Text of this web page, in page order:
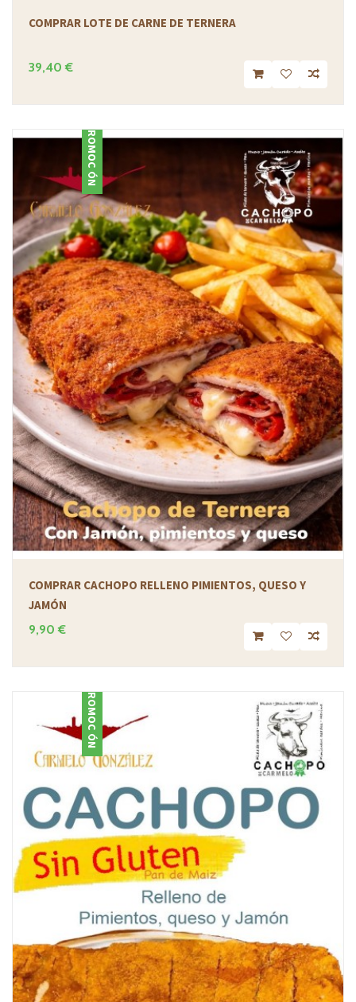
COMPRAR LOTE DE CARNE DE TERNERA
39,40 €
PROMOCIÓN
COMPRAR CACHOPO RELLENO PIMIENTOS, QUESO Y
JAMÓN
9,90 €
PROMOCIÓN